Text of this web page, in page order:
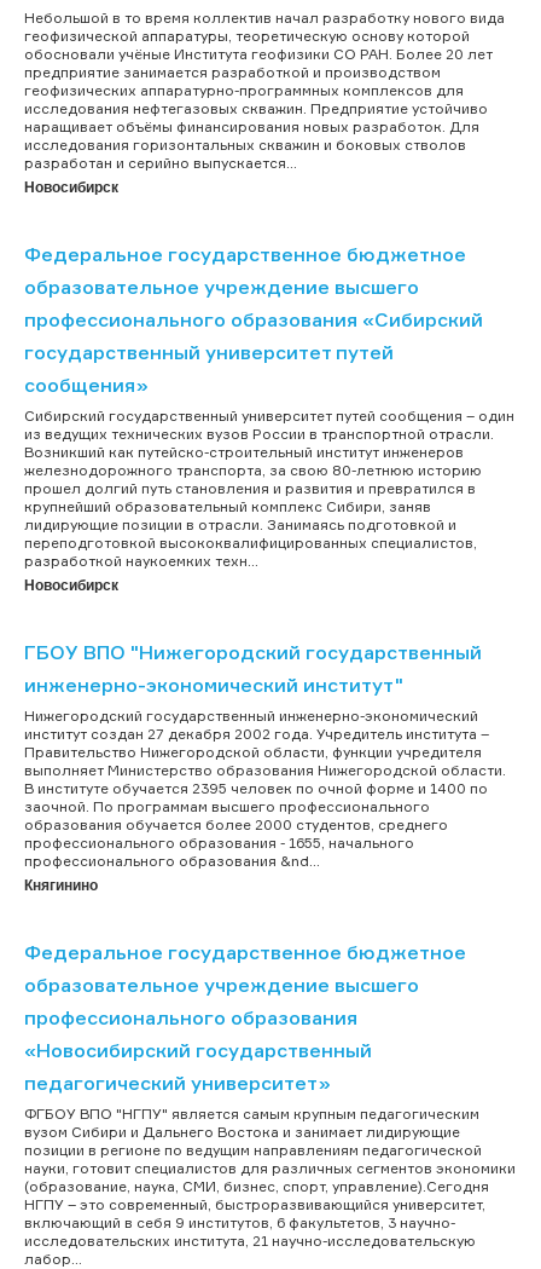
Небольшой в то время коллектив начал разработку нового вида
геофизической аппаратуры, теоретическую основу которой
обосновали учёные Института геофизики СО РАН. Более 20 лет
предприятие занимается разработкой и производством
геофизических аппаратурно-программных комплексов для
исследования нефтегазовых скважин. Предприятие устойчиво
наращивает объёмы финансирования новых разработок. Для
исследования горизонтальных скважин и боковых стволов
разработан и серийно выпускается...
Новосибирск
Федеральное государственное бюджетное
образовательное учреждение высшего
профессионального образования «Сибирский
государственный университет путей
сообщения»
Сибирский государственный университет путей сообщения – один
из ведущих технических вузов России в транспортной отрасли.
Возникший как путейско-строительный институт инженеров
железнодорожного транспорта, за свою 80-летнюю историю
прошел долгий путь становления и развития и превратился в
крупнейший образовательный комплекс Сибири, заняв
лидирующие позиции в отрасли. Занимаясь подготовкой и
переподготовкой высококвалифицированных специалистов,
разработкой наукоемких техн...
Новосибирск
ГБОУ ВПО "Нижегородский государственный
инженерно-экономический институт"
Нижегородский государственный инженерно-экономический
институт создан 27 декабря 2002 года. Учредитель института –
Правительство Нижегородской области, функции учредителя
выполняет Министерство образования Нижегородской области.
В институте обучается 2395 человек по очной форме и 1400 по
заочной. По программам высшего профессионального
образования обучается более 2000 студентов, среднего
профессионального образования - 1655, начального
профессионального образования &nd...
Княгинино
Федеральное государственное бюджетное
образовательное учреждение высшего
профессионального образования
«Новосибирский государственный
педагогический университет»
ФГБОУ ВПО "НГПУ" является самым крупным педагогическим
вузом Сибири и Дальнего Востока и занимает лидирующие
позиции в регионе по ведущим направлениям педагогической
науки, готовит специалистов для различных сегментов экономики
(образование, наука, СМИ, бизнес, спорт, управление).Сегодня
НГПУ – это современный, быстроразвивающийся университет,
включающий в себя 9 институтов, 6 факультетов, 3 научно-
исследовательских института, 21 научно-исследовательскую
лабор...